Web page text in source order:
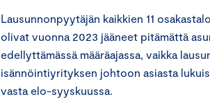
Lausunnonpyytäjän kaikkien 11
olivat vuonna 2023 jääneet pitämättä
edellyttämässä määräajassa, vaikka
isännöintiyrityksen johtoon asiasta
vasta elo-syyskuussa.